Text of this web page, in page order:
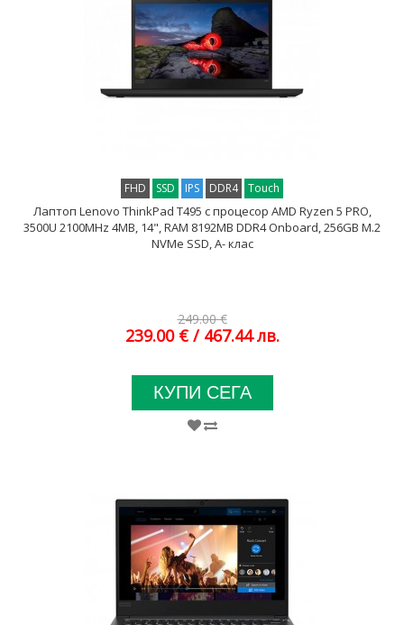
FHD SSD IPS DDR4 Touch
Лаптоп Lenovo ThinkPad T495 с процесор AMD Ryzen 5 PRO,
3500U 2100MHz 4MB, 14", RAM 8192MB DDR4 Onboard, 256GB M.2
NVMe SSD, A- клас
249.00 €
239.00 € / 467.44 лв.
КУПИ СЕГА